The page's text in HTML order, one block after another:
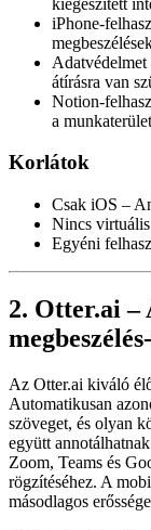
iPhone-
átírásra van
Notion-
a
Korlátok
Csak iOS –
Nincs
Egyéni
2. Otter.ai –
Az Otter.ai kiváló
Automatikusan
szöveget, és olyan
együtt
Zoom, Teams és
rögzítéséhez. A
másodlagos